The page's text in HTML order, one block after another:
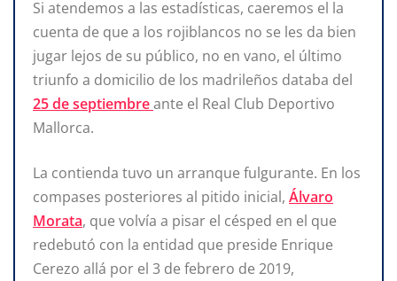
Si atendemos a las estadísticas, caeremos el la
cuenta de que a los rojiblancos no se les da bien
jugar lejos de su público, no en vano, el último
triunfo a domicilio de los madrileños databa del
25 de septiembreante el Real Club Deportivo
Mallorca.
La contienda tuvo un arranque fulgurante. En los
compases posteriores al pitido inicial, Álvaro
Morata, que volvía a pisar el césped en el que
redebutó con la entidad que preside Enrique
Cerezo allá por el 3 de febrero de 2019,